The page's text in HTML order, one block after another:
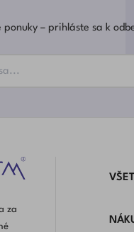
ponuky – prihláste sa k
za